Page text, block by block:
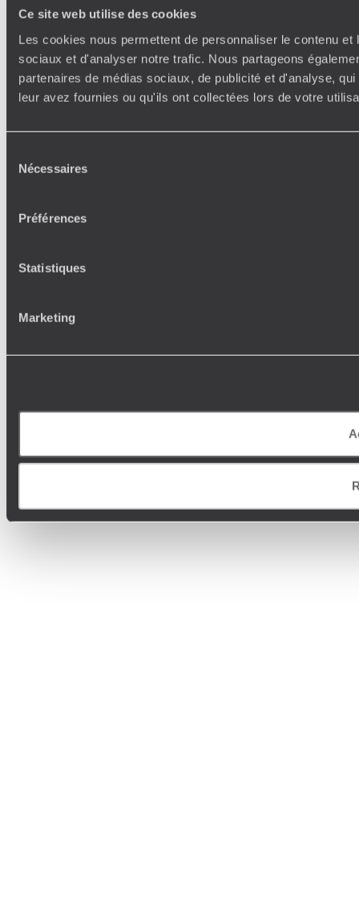
Ce site web utilise des cookies
Les cookies nous permettent de personnaliser le contenu
sociaux et d'analyser notre trafic. Nous partageons
partenaires de médias sociaux, de publicité et d'analyse,
leur avez fournies ou qu'ils ont collectées lors de votre
Nécessaires
Préférences
Statistiques
Marketing